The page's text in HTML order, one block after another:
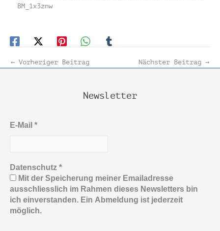
BM_1x3znw
← Vorheriger Beitrag Nächster Beitrag →
Newsletter
E-Mail *
Datenschutz *
Mit der Speicherung meiner Emailadresse
ausschliesslich im Rahmen dieses Newsletters bin
ich einverstanden. Ein Abmeldung ist jederzeit
möglich.